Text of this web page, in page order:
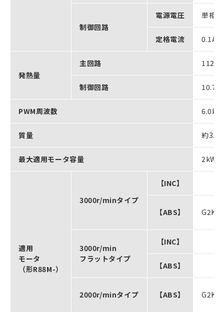
制御回路
電源電圧 単相
定格電流 0.1A
発熱量
主回路
制御回路 10.7W
PWM周波数
質量 約
最大適用モータ容量 2kW
適用
モータ
（形R88M-）
3000r/minタイプ
【INC】
【ABS】
3000r/min
フラットタイプ
【INC】
【ABS】
2000r/minタイプ 【ABS】